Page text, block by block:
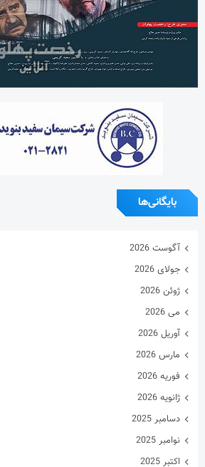
بایگانی‌ها
آگوست 2026
جولای 2026
ژوئن 2026
می 2026
آوریل 2026
مارس 2026
فوریه 2026
ژانویه 2026
دسامبر 2025
نوامبر 2025
اکتبر 2025